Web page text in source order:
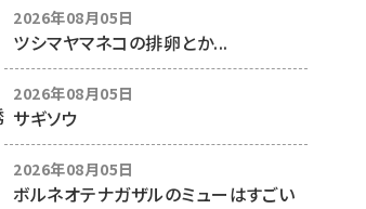
2026年08月05日
ツシマヤマネコの排卵とか...
2026年08月05日
サギソウ
2026年08月05日
ボルネオテナガザルのミューはすごい